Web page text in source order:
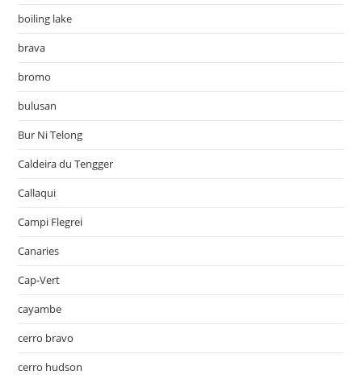
boiling lake
brava
bromo
bulusan
Bur Ni Telong
Caldeira du Tengger
Callaqui
Campi Flegrei
Canaries
Cap-Vert
cayambe
cerro bravo
cerro hudson